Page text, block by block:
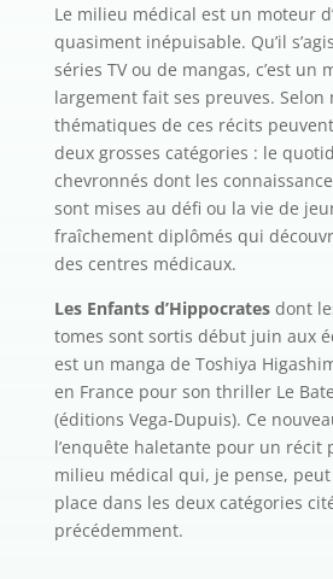
Le milieu médical est un moteur
quasiment inépuisable. Qu’il
séries TV ou de mangas, c’est un
largement fait ses preuves. Selon
thématiques de ces récits
deux grosses catégories : le
chevronnés dont les
sont mises au défi ou la vie de
fraîchement diplômés qui
des centres médicaux.
Les Enfants d’Hippocratesdont
tomes sont sortis début juin aux
est un manga de Toshiya
en France pour son thriller Le
(éditions Vega-Dupuis). Ce
l’enquête haletante pour un récit
milieu médical qui, je pense,
place dans les deux catégories
précédemment.